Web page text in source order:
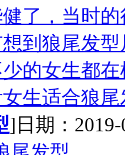
了，当时
到狼尾发
的女生都
生适合狼
]日期：2019-